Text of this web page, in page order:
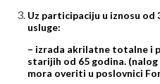
Uz participaciju u iznosu
usluge:
– izrada akrilatne totalne i
starijih od 65 godina.
mora overiti u poslovnici